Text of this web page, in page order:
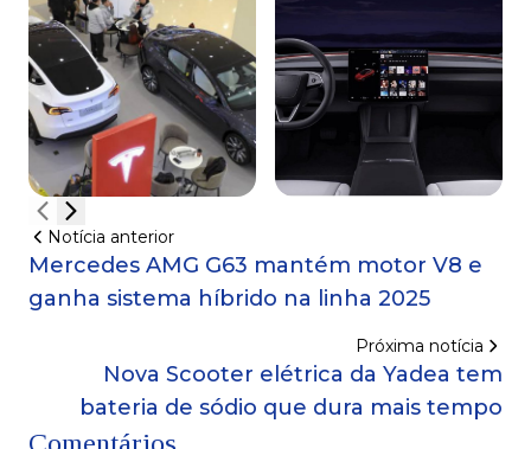
Notícia anterior
Mercedes AMG G63 mantém motor V8 e
ganha sistema híbrido na linha 2025
Próxima notícia
Nova Scooter elétrica da Yadea tem
bateria de sódio que dura mais tempo